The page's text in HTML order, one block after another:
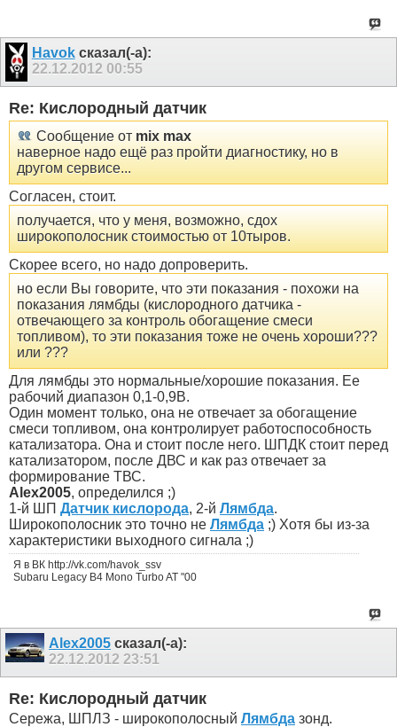
Havokсказал(-а):
22.12.2012 00:55
Re: Кислородный датчик
Сообщение от mix max
наверное надо ещё раз пройти диагностику, но в
другом сервисе...
Согласен, стоит.
получается, что у меня, возможно, сдох
широкополосник стоимостью от 10тыров.
Скорее всего, но надо допроверить.
но если Вы говорите, что эти показания - похожи на
показания лямбды (кислородного датчика -
отвечающего за контроль обогащение смеси
топливом), то эти показания тоже не очень хороши???
или ???
Для лямбды это нормальные/хорошие показания. Ее
рабочий диапазон 0,1-0,9В.
Один момент только, она не отвечает за обогащение
смеси топливом, она контролирует работоспособность
катализатора. Она и стоит после него. ШПДК стоит перед
катализатором, после ДВС и как раз отвечает за
формирование ТВС.
Alex2005, определился ;)
1-й ШП Датчик кислорода, 2-й Лямбда.
Широкополосник это точно не Лямбда ;) Хотя бы из-за
характеристики выходного сигнала ;)
Я в ВК http://vk.com/havok_ssv
Subaru Legacy B4 Mono Turbo AT "00
Alex2005 сказал(-а):
22.12.2012 23:51
Re: Кислородный датчик
Сережа, ШПЛЗ - широкополосный Лямбда зонд.